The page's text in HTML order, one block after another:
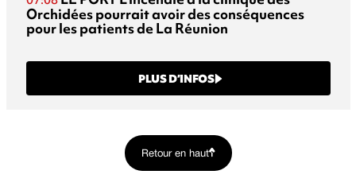
Orchidées pourrait avoir des conséquences
pour les patients de La Réunion
PLUS D’INFOS
Retour en haut